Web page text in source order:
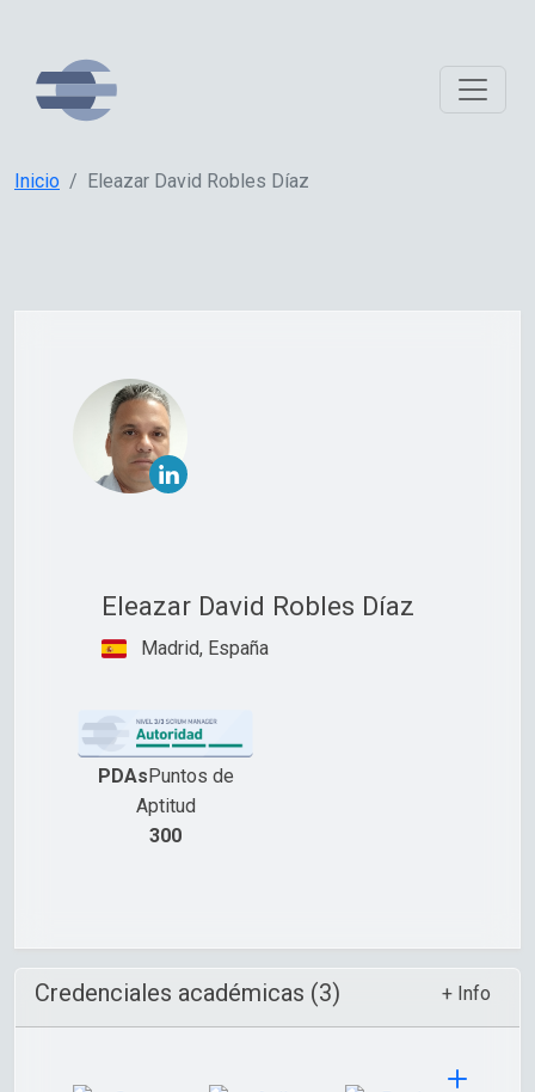
Inicio Eleazar David Robles Díaz
Eleazar David Robles Díaz
Madrid, España
PDAsPuntos de
Aptitud
300
Credenciales académicas (3) + Info